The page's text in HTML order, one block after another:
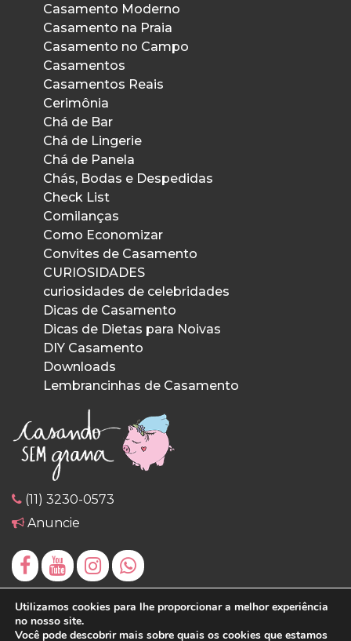
Casamento Moderno
Casamento na Praia
Casamento no Campo
Casamentos
Casamentos Reais
Cerimônia
Chá de Bar
Chá de Lingerie
Chá de Panela
Chás, Bodas e Despedidas
Check List
Comilanças
Como Economizar
Convites de Casamento
CURIOSIDADES
curiosidades de celebridades
Dicas de Casamento
Dicas de Dietas para Noivas
DIY Casamento
Downloads
Lembrancinhas de Casamento
(11) 3230-0573
Anuncie
Utilizamos cookies para lhe proporcionar a melhor experiência
no nosso site.
Você pode descobrir mais sobre quais os cookies que estamos